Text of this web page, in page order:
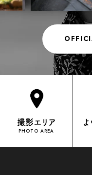
最大限に輝く着こなしをご
す。 レンタル振袖ラインナップ 最新衣装は公式SN
中。ここでは紹介しきれなか
さんあります。最新情報、
グラムに投稿しておりますの
チェックしてみてください。 イロドリキモノ公式イ
ンスタグラムはこちら ロケーション撮影事例 振
土・日・祝日の撮影の場合、
なります。※ヘアメイク着付
申込みの場合、撮影希望日の
くあるご質問はこちら ご準備いただくもの 肌襦
袢・足袋・フェイスタオル３枚 ※上記販売の案内も
こだわりの着物はどれを選ん
撮影エリア
PHOTO AREA